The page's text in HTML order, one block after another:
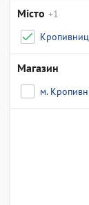
Місто +1
Магазин
м.